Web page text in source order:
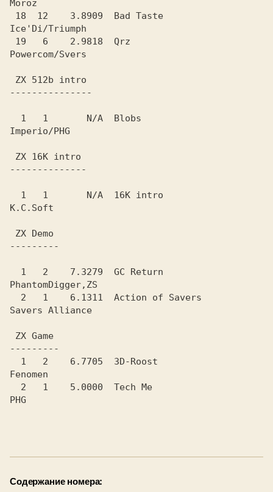
Moroz
Ice'Di/Triumph
Powercom/Svers
Imperio/PHG
K.C.Soft
PhantomDigger,ZS
Savers Alliance
Fenomen
PHG
Содержание номера: